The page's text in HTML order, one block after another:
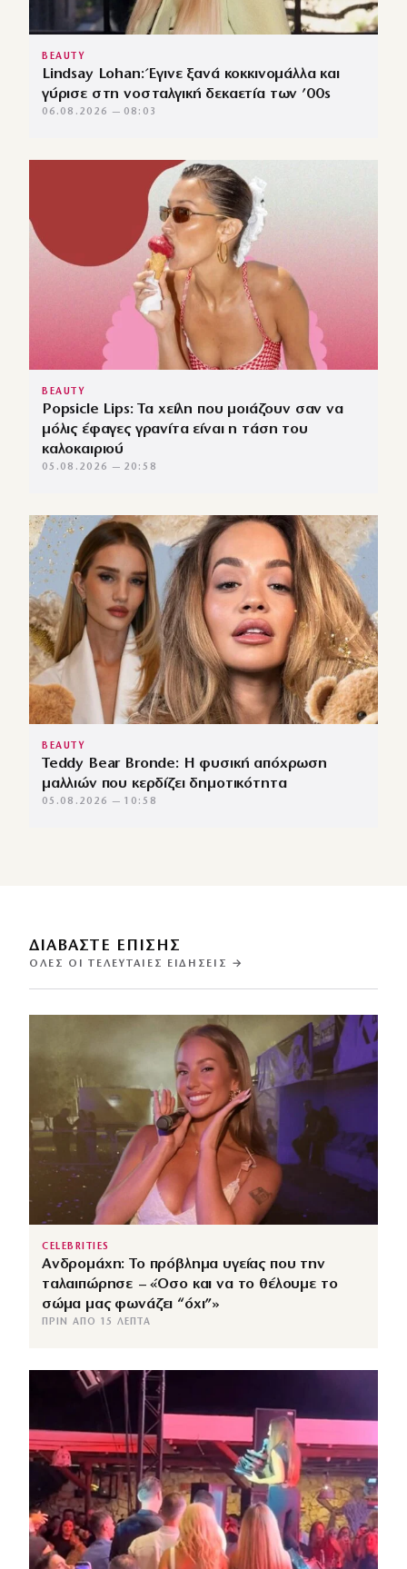
BEAUTY
Lindsay Lohan: Έγινε ξανά κοκκινομάλλα και
γύρισε στη νοσταλγική δεκαετία των ’00s
06.08.2026 — 08:03
BEAUTY
Popsicle Lips: Τα χείλη που μοιάζουν σαν να
μόλις έφαγες γρανίτα είναι η τάση του
καλοκαιριού
05.08.2026 — 20:58
BEAUTY
Teddy Bear Bronde: Η φυσική απόχρωση
μαλλιών που κερδίζει δημοτικότητα
05.08.2026 — 10:58
ΔΙΑΒΑΣΤΕ ΕΠΙΣΗΣ
ΌΛΕΣ ΟΙ ΤΕΛΕΥΤΑΊΕΣ ΕΙΔΉΣΕΙΣ →
CELEBRITIES
Ανδρομάχη: Το πρόβλημα υγείας που την
ταλαιπώρησε – «Όσο και να το θέλουμε το
σώμα μας φωνάζει “όχι”»
ΠΡΙΝ ΑΠΌ 15 ΛΕΠΤΆ